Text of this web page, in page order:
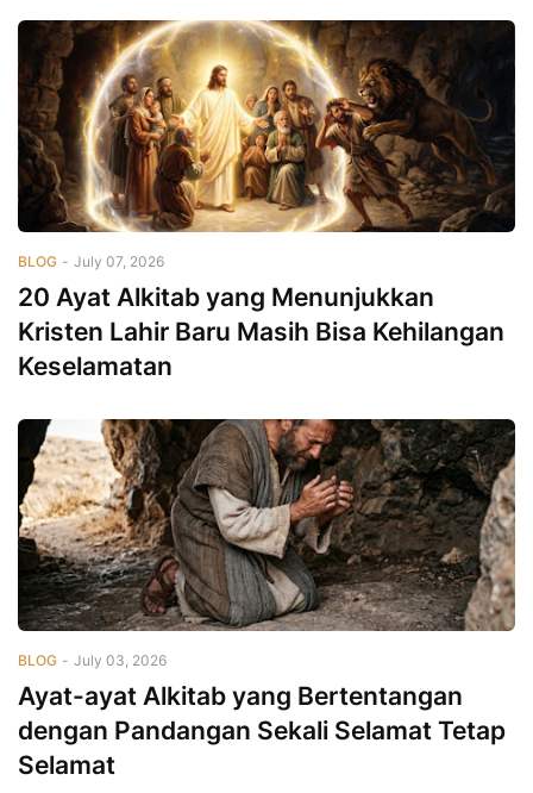
BLOG - July 07, 2026
20 Ayat Alkitab yang Menunjukkan
Kristen Lahir Baru Masih Bisa Kehilangan
Keselamatan
BLOG - July 03, 2026
Ayat-ayat Alkitab yang Bertentangan
dengan Pandangan Sekali Selamat Tetap
Selamat